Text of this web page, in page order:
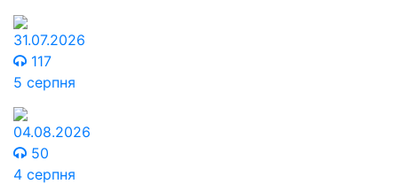
31.07.2026
117
5 серпня
04.08.2026
50
4 серпня